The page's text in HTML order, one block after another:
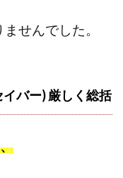
せんでした。
バー) 厳しく 総括